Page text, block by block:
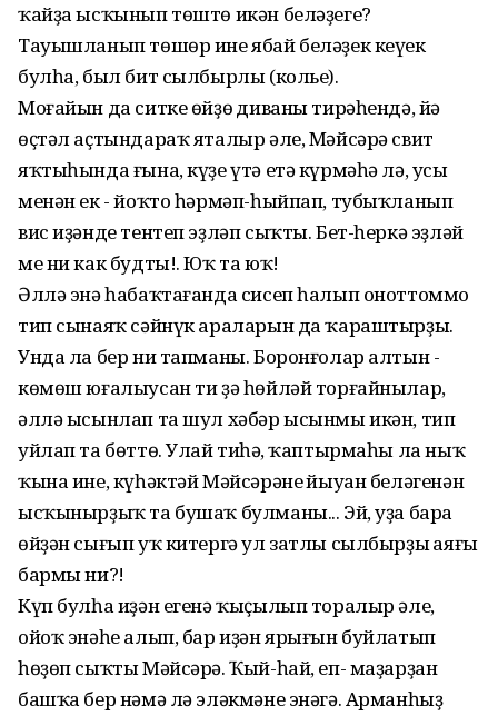
ҡайҙа ысҡынып төштө икән беләҙеге?
Тауышланып төшөр ине ябай беләҙек кеүек
булһа, был бит сылбырлы (колье).
Моғайын да ситке өйҙөң диваны тирәһендә, йә
өҫтәл аҫтындараҡ яталыр әле, Мәйсәрә свит
яҡтыһында ғына, күҙе үтә етә күрмәһә лә, усы
менән ек - йоҡто һәрмәп-һыйпап, тубыҡланып
вис иҙәнде тентеп эҙләп сыҡты. Бет-һеркә эҙләй
ме ни как будты!. Юҡ та юҡ!
Әллә энә һабаҡтағанда сисеп һалып оноттоммо
тип сынаяҡ сәйнүк араларын да ҡараштырҙы.
Унда ла бер ни тапманы. Боронғолар алтын -
көмөш юғалыусан ти ҙә һөйләй торғайнылар,
әллә ысынлап та шул хәбәр ысынмы икән, тип
уйлап та бөттө. Улай тиһәң, ҡаптырмаһы ла ныҡ
ҡына ине, күһәктәй Мәйсәрәнең йыуан беләгенән
ысҡынырҙыҡ та бушаҡ булманы... Эй, уҙа бара
өйҙән сығып уҡ китергә ул затлы сылбырҙың аяғы
бармы ни?!
Күп булһа иҙән егенә ҡыҫылып торалыр әле,
ойоҡ энәһе алып, бар иҙән ярығын буйлатып
һөҙөп сыҡты Мәйсәрә. Ҡый-һай, еп- маҙарҙан
башҡа бер нәмә лә эләкмәне энәгә. Арманһыҙ